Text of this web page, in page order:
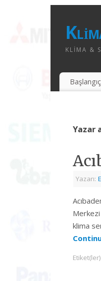
KLIMA &
Başlangıç
Yazar
Yazarı:
klima